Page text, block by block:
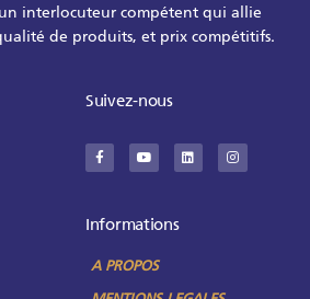
un interlocuteur compétent qui allie
de produits, et prix compétitifs.
Suivez-nous
Informations
A PROPOS